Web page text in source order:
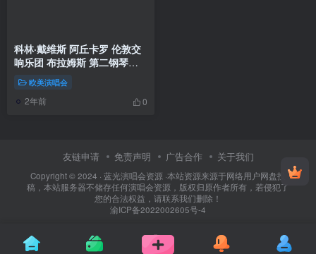
科林·戴维斯 阿丘卡罗 伦敦交
响乐团 布拉姆斯 第二钢琴协
奏曲 Brahms Piano
Concerto No 2 2009《BDMV
40.1G》
欧美演唱会
2年前 0
友链申请 免责声明 广告合作 关于我们
Copyright © 2024 · 蓝光演唱会资源 ·本站资源来源于网络用户网盘投
稿，本站服务器不储存任何演唱会资源，版权归原作者所有，若侵犯了
您的合法权益，请联系我们删除！
渝ICP备2022002605号-4